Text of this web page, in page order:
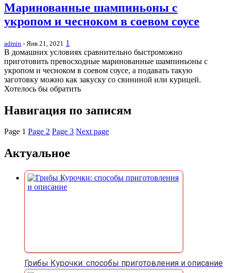
Маринованные шампиньоны с
укропом и чесноком в соевом соусе
admin - Янв 21, 2021 1
В домашних условиях сравнительно быстроможно
приготовить превосходные маринованные шампиньоны с
укропом и чесноком в соевом соусе, а подавать такую
заготовку можно как закуску со свининой или курицей.
Хотелось бы обратить
Навигация по записям
Page 1 Page 2 Page 3 Next page
Актуальное
Грибы Курочки: способы приготовления и описание